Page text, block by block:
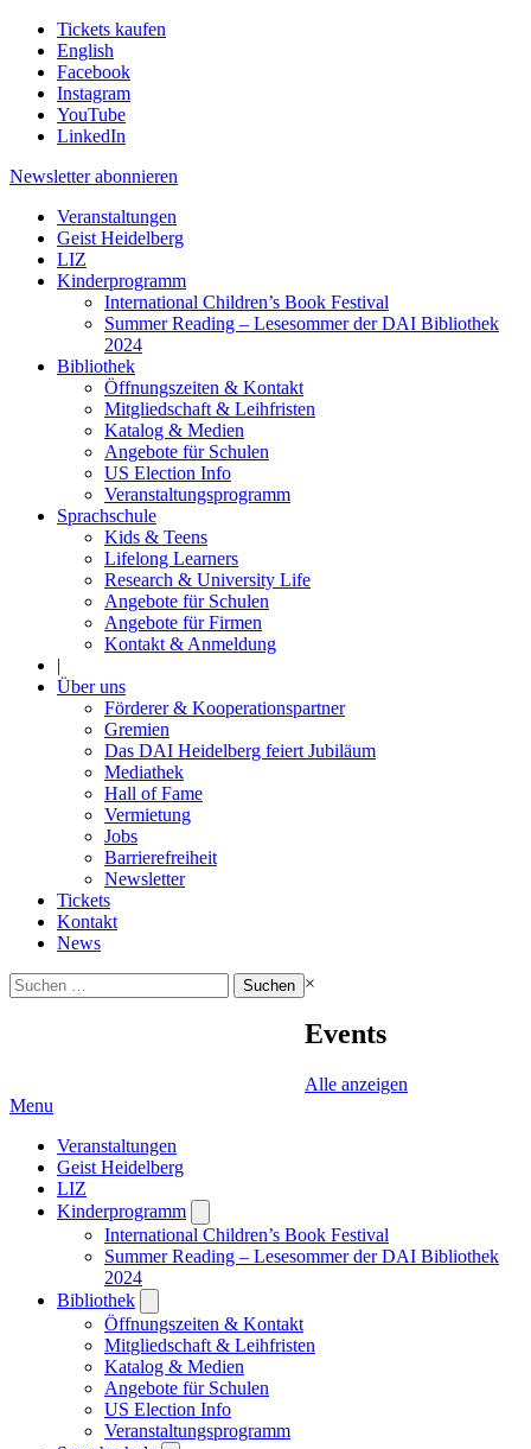
Tickets kaufen
English
Facebook
Instagram
YouTube
LinkedIn
Newsletter abonnieren
Veranstaltungen
Geist Heidelberg
LIZ
Kinderprogramm
International Children’s Book Festival
Summer Reading – Lesesommer der DAI Bibliothek
2024
Bibliothek
Öffnungszeiten & Kontakt
Mitgliedschaft & Leihfristen
Katalog & Medien
Angebote für Schulen
US Election Info
Veranstaltungsprogramm
Sprachschule
Kids & Teens
Lifelong Learners
Research & University Life
Angebote für Schulen
Angebote für Firmen
Kontakt & Anmeldung
|
Über uns
Förderer & Kooperationspartner
Gremien
Das DAI Heidelberg feiert Jubiläum
Mediathek
Hall of Fame
Vermietung
Jobs
Barrierefreiheit
Newsletter
Tickets
Kontakt
News
Suchen
nach:
×
Events
Alle anzeigen
Menu
Veranstaltungen
Geist Heidelberg
LIZ
Kinderprogramm
submenu
International Children’s Book Festival
Summer Reading – Lesesommer der DAI Bibliothek
2024
Bibliothek
submenu
Öffnungszeiten & Kontakt
Mitgliedschaft & Leihfristen
Katalog & Medien
Angebote für Schulen
US Election Info
Veranstaltungsprogramm